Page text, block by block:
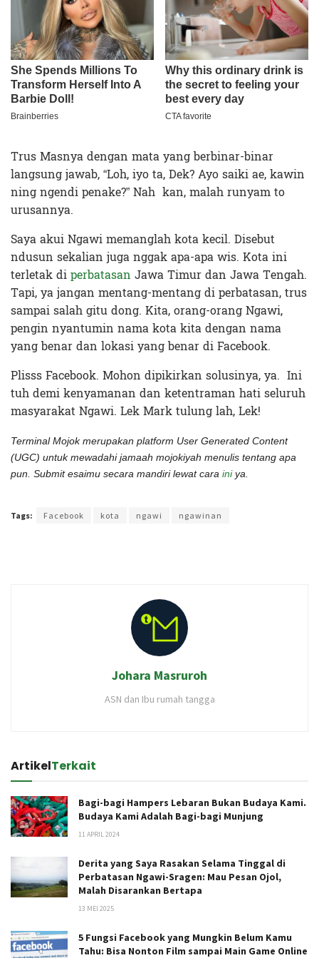
Trus Masnya dengan mata yang berbinar-binar
langsung jawab, “Loh, iyo ta, Dek? Ayo saiki ae, kawin
ning ngendi penake?” Nah kan, malah runyam to
urusannya.
Saya akui Ngawi memanglah kota kecil. Disebut
ndusun sekalian juga nggak apa-apa wis. Kota ini
terletak diperbatasan Jawa Timur dan Jawa Tengah.
Tapi, ya jangan mentang-mentang di perbatasan, trus
sampai salah gitu dong. Kita, orang-orang Ngawi,
pengin nyantumin nama kota kita dengan nama
yang benar dan lokasi yang benar di Facebook.
Plisss Facebook. Mohon dipikirkan solusinya, ya. Ini
tuh demi kenyamanan dan ketentraman hati seluruh
masyarakat Ngawi. Lek Mark tulung lah, Lek!
Terminal Mojok merupakan platform User Generated Content
(UGC) untuk mewadahi jamaah mojokiyah menulis tentang apa
pun. Submit esaimu secara mandiri lewat cara iniya.
Tags: Facebook kota ngawi ngawinan
Johara Masruroh
ASN dan Ibu rumah tangga
ArtikelTerkait
Bagi-bagi Hampers Lebaran Bukan Budaya Kami.
Budaya Kami Adalah Bagi-bagi Munjung
11 APRIL 2024
Derita yang Saya Rasakan Selama Tinggal di
Perbatasan Ngawi-Sragen: Mau Pesan Ojol,
Malah Disarankan Bertapa
13 MEI 2025
5 Fungsi Facebook yang Mungkin Belum Kamu
Tahu: Bisa Nonton Film sampai Main Game Online